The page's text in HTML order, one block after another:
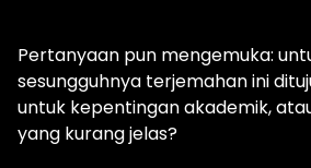
Pertanyaan pun mengemuka:
sesungguhnya terjemahan ini
untuk kepentingan akademik,
yang kurang jelas?